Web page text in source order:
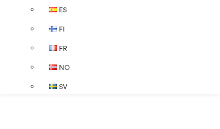
ES
FI
FR
NO
SV